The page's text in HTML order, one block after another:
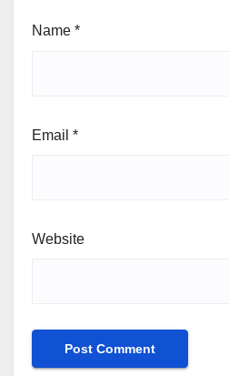
Name *
Email *
Website